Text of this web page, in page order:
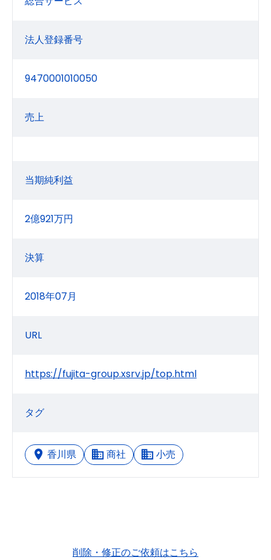
法人登録番号
9470001010050
売上
当期純利益
2億921万円
決算
2018年07月
URL
https://fujita-group.xsrv.jp/top.html
タグ
香川県 商社 小売
削除・修正のご依頼はこちら